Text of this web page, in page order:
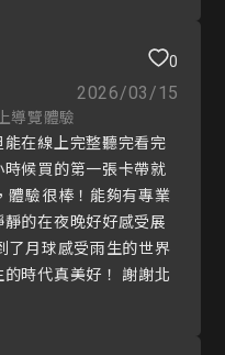
0
2026/03/15
導覽體驗
在線上完整聽完看完
候買的第一張卡帶就
體驗很棒！能夠有專業
的在夜晚好好感受展
了月球感受雨生的世界
時代真美好！ 謝謝北